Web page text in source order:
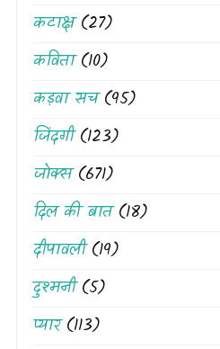
कटाक्ष(27)
कविता(10)
कड़वा सच(95)
जिंदगी(123)
जोक्स(671)
दिल की बात(18)
दीपावली(19)
दुश्मनी(5)
प्यार(113)